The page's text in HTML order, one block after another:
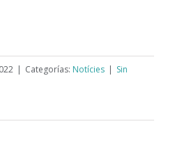
| Categorías: Notícies | Sin